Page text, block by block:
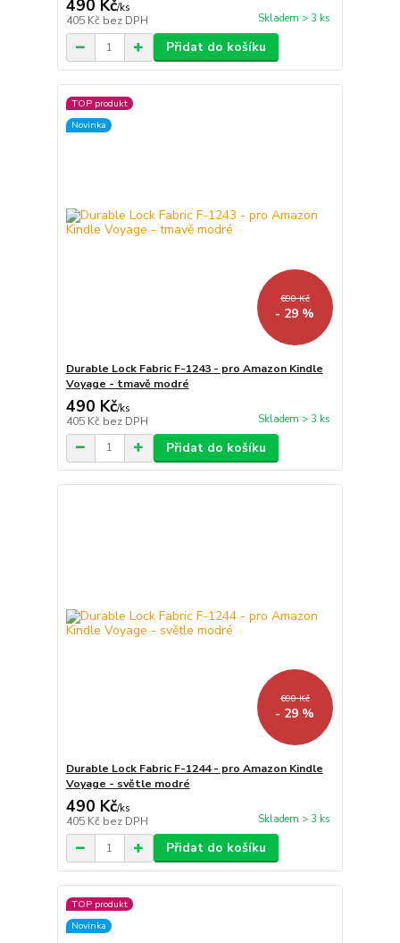
490 Kč/ks
405 Kč bez DPH Skladem > 3 ks
Přidat do košíku
TOP produkt
Novinka
690 Kč
- 29 %
Durable Lock Fabric F-1243 - pro Amazon Kindle
Voyage - tmavě modré
490 Kč/ks
405 Kč bez DPH Skladem > 3 ks
Přidat do košíku
690 Kč
- 29 %
Durable Lock Fabric F-1244 - pro Amazon Kindle
Voyage - světle modré
490 Kč/ks
405 Kč bez DPH Skladem > 3 ks
Přidat do košíku
TOP produkt
Novinka